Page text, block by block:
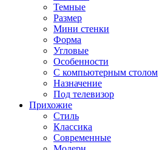
Темные
Размер
Мини стенки
Форма
Угловые
Особенности
С компьютерным столом
Назначение
Под телевизор
Прихожие
Стиль
Классика
Современные